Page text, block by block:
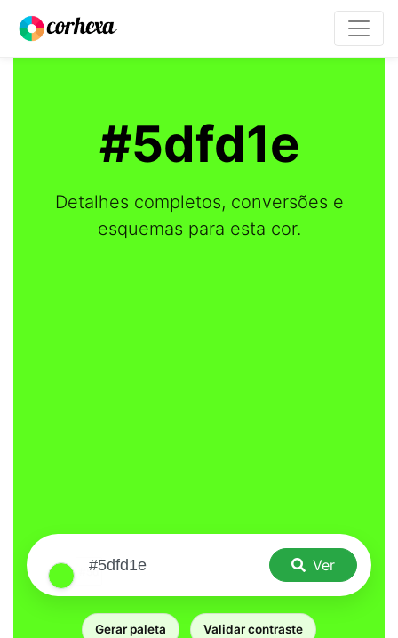
#5dfd1e
Detalhes completos, conversões e
esquemas para esta cor.
Ver
Gerar paleta Validar contraste